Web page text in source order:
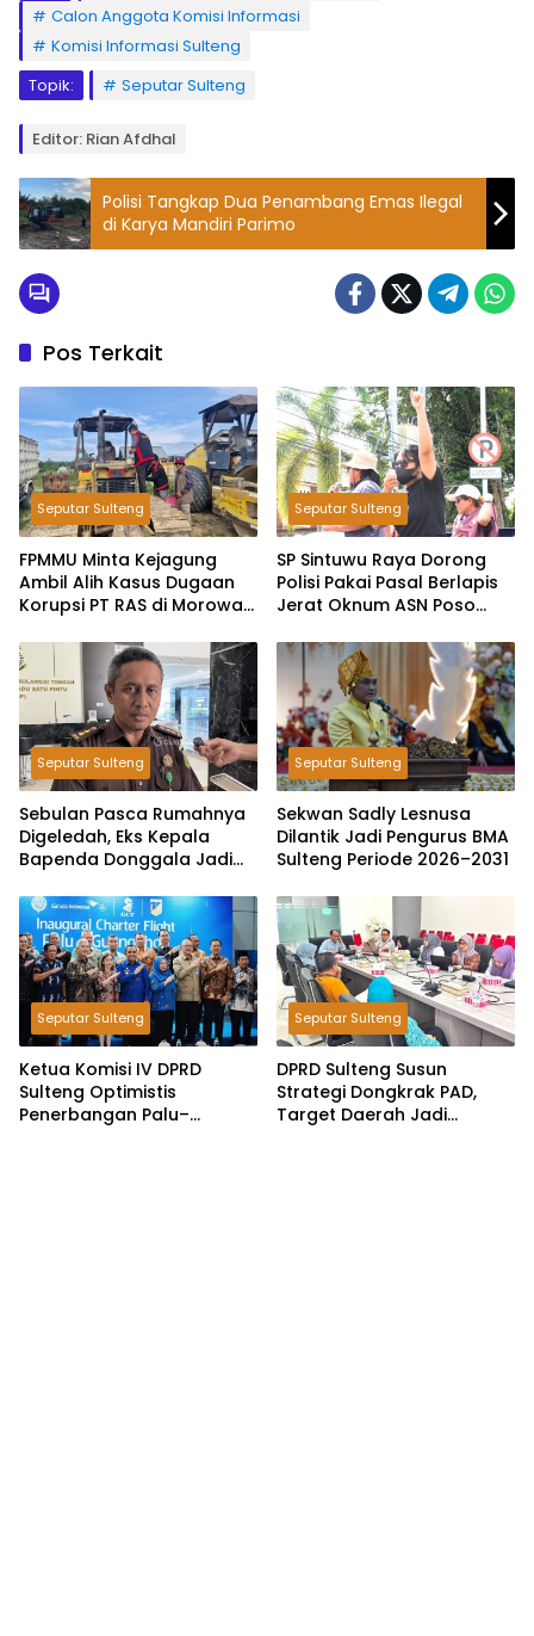
Calon Anggota Komisi Informasi
Komisi Informasi Sulteng
Topik:
Seputar Sulteng
Editor: Rian Afdhal
Polisi Tangkap Dua Penambang Emas Ilegal
di Karya Mandiri Parimo
Pos Terkait
Seputar Sulteng
FPMMU Minta Kejagung
Ambil Alih Kasus Dugaan
Korupsi PT RAS di Morowali
Seputar Sulteng
SP Sintuwu Raya Dorong
Polisi Pakai Pasal Berlapis
Jerat Oknum ASN Poso
Seksual Kakak Beradik
Seputar Sulteng
Sebulan Pasca Rumahnya
Digeledah, Eks Kepala
Bapenda Donggala Jadi
Pemungutan Pajak
Pertambangan
Seputar Sulteng
Sekwan Sadly Lesnusa
Dilantik Jadi Pengurus BMA
Sulteng Periode 2026–2031
Seputar Sulteng
Ketua Komisi IV DPRD
Sulteng Optimistis
Penerbangan Palu–
Seputar Sulteng
DPRD Sulteng Susun
Strategi Dongkrak PAD,
Target Daerah Jadi